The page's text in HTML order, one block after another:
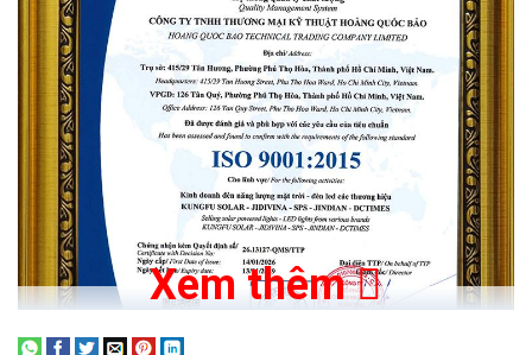
Vỏ đèn được làm từ nhôm đúc chịu lực, với thiết kế giúp tản
nhiệt tốt
Chống ăn mòn, kiên cố, bền vững, thẩm mỹ
Trang bị thấu kính quang học ngoài trời PC
Có khả năng truyền ánh sáng cao, độ truyền sáng 93%, chịu
nhiệt tốt.
Mặt đèn được xử lý và đúc bằng vật liệu nhựa teijin của Nhật
Bản
Xem thêm